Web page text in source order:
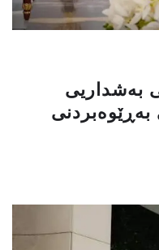
بەشداریی
بەڕێوەبردنی